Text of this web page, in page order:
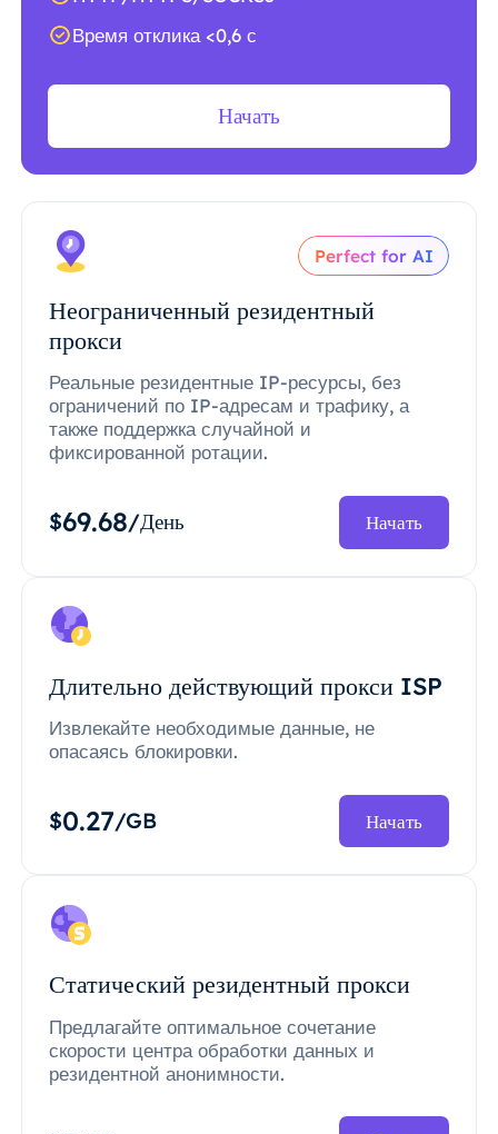
Время отклика <0,6 с
Начать
Perfect for AI
Неограниченный резидентный
прокси
Реальные резидентные IP-ресурсы, без
ограничений по IP-адресам и трафику, а
также поддержка случайной и
фиксированной ротации.
$69.68/День Начать
Длительно действующий прокси ISP
Извлекайте необходимые данные, не
опасаясь блокировки.
$0.27/GB Начать
Статический резидентный прокси
Предлагайте оптимальное сочетание
скорости центра обработки данных и
резидентной анонимности.